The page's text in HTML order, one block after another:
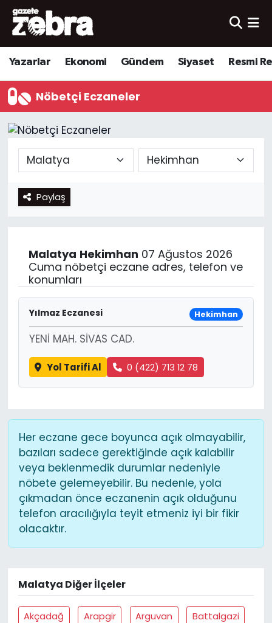
Yazarlar Ekonomi Gündem Siyaset Resmi
Nöbetçi Eczaneler
Paylaş
Malatya Hekimhan 07 Ağustos 2026
Cuma nöbetçi eczane adres, telefon ve
konumları
Yılmaz Eczanesi Hekimhan
YENİ MAH. SİVAS CAD.
Yol Tarifi Al 0 (422) 713 12 78
Her eczane gece boyunca açık olmayabilir,
bazıları sadece gerektiğinde açık kalabilir
veya beklenmedik durumlar nedeniyle
nöbete gelemeyebilir. Bu nedenle, yola
çıkmadan önce eczanenin açık olduğunu
telefon aracılığıyla teyit etmeniz iyi bir fikir
olacaktır.
Malatya Diğer İlçeler
Akçadağ Arapgir Arguvan
Battalgazi
Yazarlar
Ekonomi
Kültür-Sanat
Yerel
Spor
Nöbetçi Eczaneler
Hava Durumu
Trafik Durumu
Süper Lig Puan Durumu ve Fikstür
Tüm Manşetler
Son Dakika Haberleri